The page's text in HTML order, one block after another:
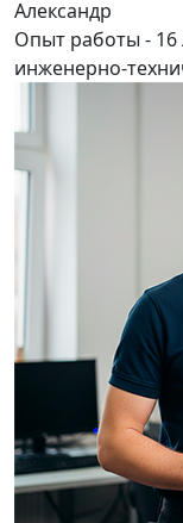
Александр
Опыт работы - 16
инженерно-